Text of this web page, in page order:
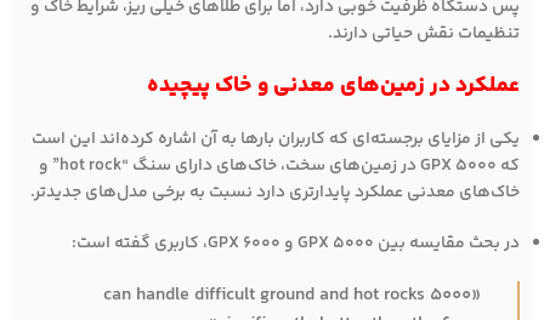
پس دستگاه ظرفیت خوبی دارد، اما برای طلاهای خیلی ریز، شرایط خاک و
تنظیمات نقش حیاتی دارند.
عملکرد در زمین‌های معدنی و خاک پیچیده
یکی از مزایای برجسته‌ای که کاربران بارها به آن اشاره کرده‌اند این است
که GPX 5000 در زمین‌های سخت، خاک‌های دارای سنگ “hot rock” و
خاک‌های معدنی عملکرد پایدارتری دارد نسبت به برخی مدل‌های جدیدتر.
در بحث مقایسه بین GPX 5000 و GPX 6000، کاربری گفته است:
«5000 can handle difficult ground and hot rocks